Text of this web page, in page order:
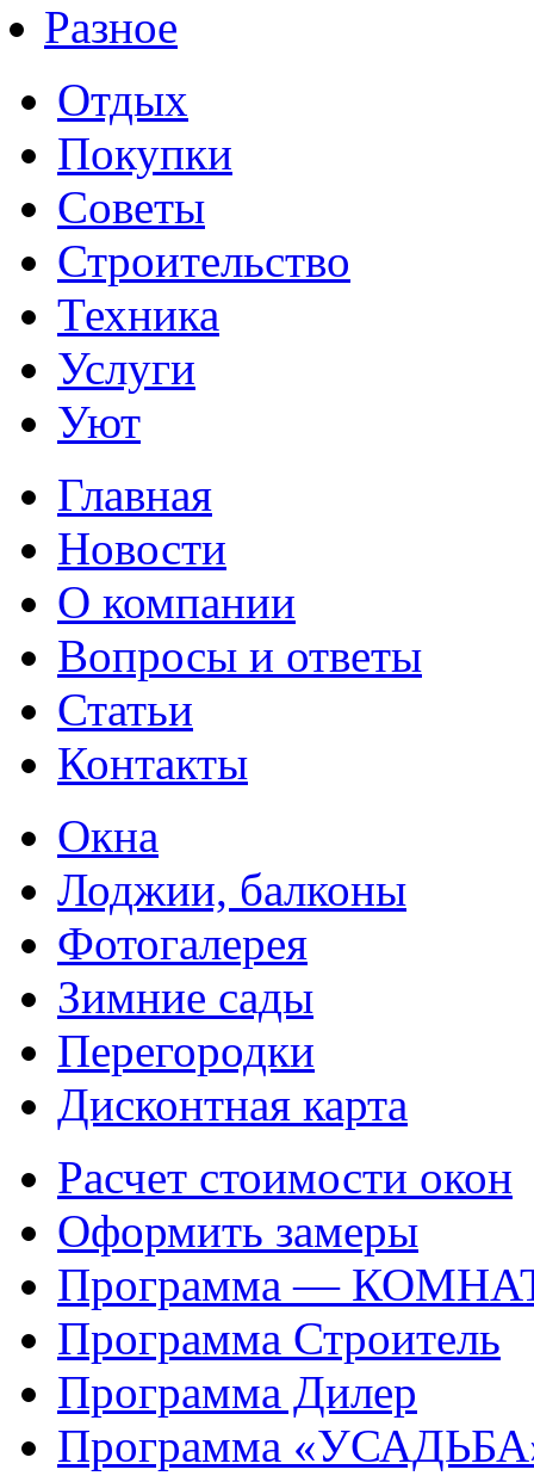
Разное
Отдых
Покупки
Советы
Строительство
Техника
Услуги
Уют
Главная
Новости
О компании
Вопросы и ответы
Статьи
Контакты
Окна
Лоджии, балконы
Фотогалерея
Зимние сады
Перегородки
Дисконтная карта
Расчет стоимости окон
Оформить замеры
Программа —
Программа Строитель
Программа Дилер
Программа